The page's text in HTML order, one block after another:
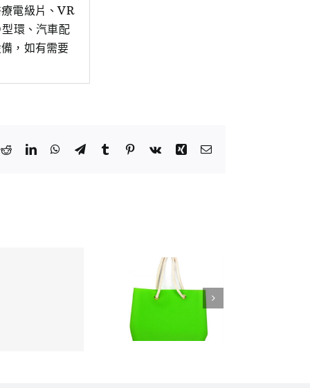
電級片、VR
環、汽車配
，如有需要
RedditLinkedInWhatsApp
TelegramTumblr Pinterest
Vk Xing Email: